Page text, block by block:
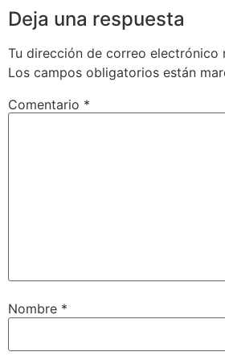
Deja una respuesta
Tu dirección de correo electrónico
Los campos obligatorios están
Comentario *
Nombre *